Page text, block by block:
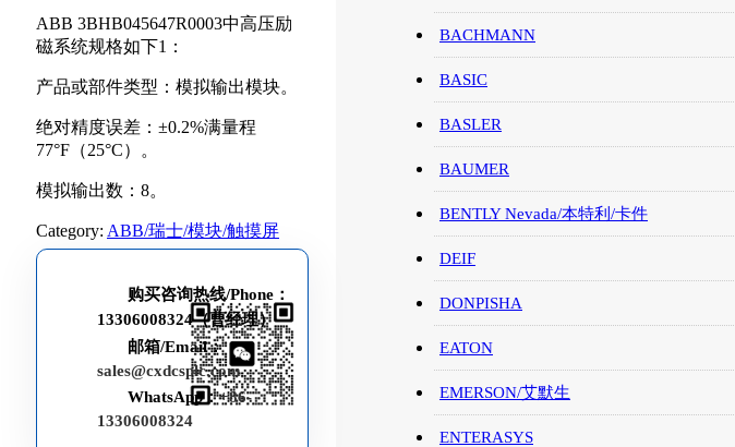
ABB 3BHB045647R0003中高压励
磁系统规格如下1：
产品或部件类型：模拟输出模块。
绝对精度误差：±0.2%满量程
77°F（25°C）。
模拟输出数：8。
Category: ABB/瑞士/模块/触摸屏
购买咨询热线/Phone：
13306008324（曹经理）
邮箱/Email：
sales@cxdcsplc.com
WhatsApp：+86-
13306008324
BACHMANN
BASIC
BASLER
BAUMER
BENTLY Nevada/本特利/卡件
DEIF
DONPISHA
EATON
EMERSON/艾默生
ENTERASYS